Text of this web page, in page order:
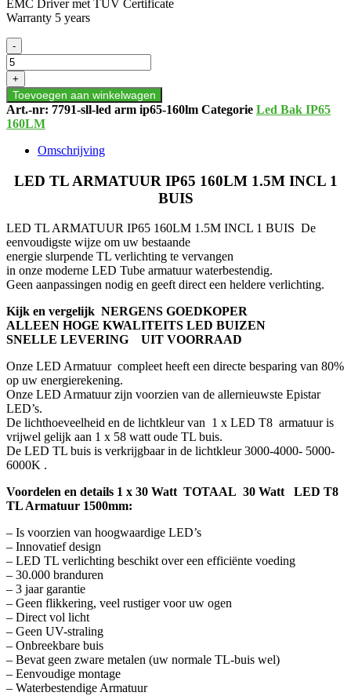
EMC Driver met TUV Certificate
Warranty 5 years
LED
TL
ARMATUUR
IP65
160LM
1.5M
INCL
BUIS
-
+
Toevoegen aan winkelwagen
Art.-nr: 7791-sll-led arm ip65-160lm Categorie Led Bak IP65
160LM
Omschrijving
LED TL ARMATUUR IP65 160LM 1.5M INCL 1
BUIS
LED TL ARMATUUR IP65 160LM 1.5M INCL 1 BUIS De
eenvoudigste wijze om uw bestaande
energie slurpende TL verlichting te vervangen
in onze moderne LED Tube armatuur waterbestendig.
Geen aanpassingen nodig en geeft direct een heldere verlichting.
Kijk en vergelijk NERGENS GOEDKOPER
ALLEEN HOGE KWALITEITS LED BUIZEN
SNELLE LEVERING UIT VOORRAAD
Onze LED Armatuur compleet heeft een directe besparing van 80%
op uw energierekening.
Onze LED Armatuur zijn voorzien van de allernieuwste Epistar
LED’s.
De lichthoeveelheid en de lichtkleur van 1 x LED T8 armatuur is
vrijwel gelijk aan 1 x 58 watt oude TL buis.
De LED TL buis is verkrijgbaar in de lichtkleur 3000-4000- 5000-
6000K .
Voordelen en details 1 x 30 Watt TOTAAL 30 Watt LED T8
TL Armatuur 1500mm:
– Is voorzien van hoogwaardige LED’s
– Innovatief design
– LED TL verlichting beschikt over een efficiënte voeding
– 30.000 branduren
– 3 jaar garantie
– Geen flikkering, veel rustiger voor uw ogen
– Direct vol licht
– Geen UV-straling
– Onbreekbare buis
– Bevat geen zware metalen (uw normale TL-buis wel)
– Eenvoudige montage
– Waterbestendige Armatuur